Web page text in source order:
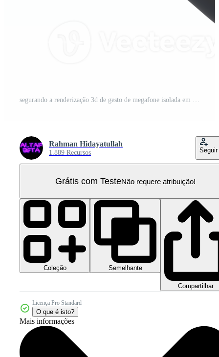
segurando a renderização 3d de gesto de megafone isolada em fundo transparente. ui ux icon design web e tendência de aplicativos PNG Pro
Rahman Hidayatullah
1.889 Recursos Seguir
Grátis com TesteNão requere atribuição!
Coleção Semelhante
Compartilhar
Licença Pro Standard
O que é isto?
Mais informações